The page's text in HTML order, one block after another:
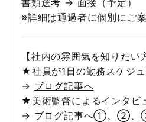
書類選考 → 面接（予定）
※詳細は通過者に個別にご
【社内の雰囲気を知りたい
★社員が1日の勤務スケジ
→ ブログ記事へ
★美術監督によるインタビ
→ ブログ記事へ①、②、